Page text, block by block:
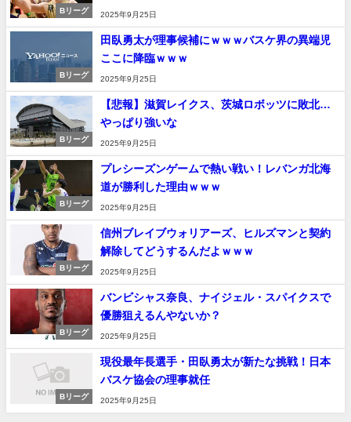
Bリーグ
2025年9月25日
Bリーグ
田臥勇太が理事候補にｗｗｗバスケ界の異端児
ここに降臨ｗｗｗ
2025年9月25日
Bリーグ
【悲報】滋賀レイクス、茨城ロボッツに敗北…
やっぱり強いな
2025年9月25日
Bリーグ
プレシーズンゲームで熱い戦い！レバンガ北海
道が勝利した理由ｗｗｗ
2025年9月25日
Bリーグ
信州ブレイブウォリアーズ、ヒルズマンと契約
解除してどうするんだよｗｗｗ
2025年9月25日
Bリーグ
バンビシャス奈良、ナイジェル・スパイクスで
優勝狙えるんやないか？
2025年9月25日
Bリーグ
現役最年長選手・田臥勇太が新たな挑戦！日本
バスケ協会の理事就任
2025年9月25日